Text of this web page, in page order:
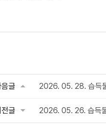
음글 2026. 05. 28. 습득
전글 2026. 05. 26. 습득